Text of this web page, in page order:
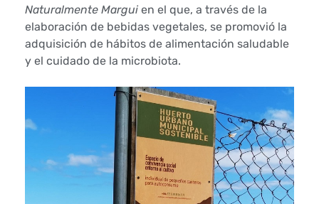
s
c
o
u
n
Naturalmente Margui en el que, a través de la
elaboración de bebidas vegetales, se promovió la
adquisición de hábitos de alimentación saludable
y el cuidado de la microbiota.